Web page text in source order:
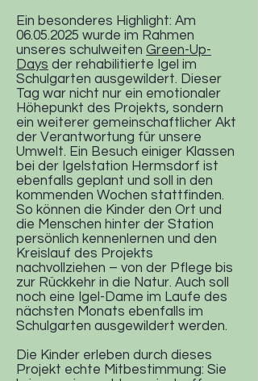
Ein besonderes Highlight: Am
06.05.2025 wurde im Rahmen
unseres schulweiten Green-Up-
Days der rehabilitierte Igel im
Schulgarten ausgewildert. Dieser
Tag war nicht nur ein emotionaler
Höhepunkt des Projekts, sondern
ein weiterer gemeinschaftlicher Akt
der Verantwortung für unsere
Umwelt. Ein Besuch einiger Klassen
bei der Igelstation Hermsdorf ist
ebenfalls geplant und soll in den
kommenden Wochen stattfinden.
So können die Kinder den Ort und
die Menschen hinter der Station
persönlich kennenlernen und den
Kreislauf des Projekts
nachvollziehen – von der Pflege bis
zur Rückkehr in die Natur. Auch soll
noch eine Igel-Dame im Laufe des
nächsten Monats ebenfalls im
Schulgarten ausgewildert werden.
Die Kinder erleben durch dieses
Projekt echte Mitbestimmung: Sie